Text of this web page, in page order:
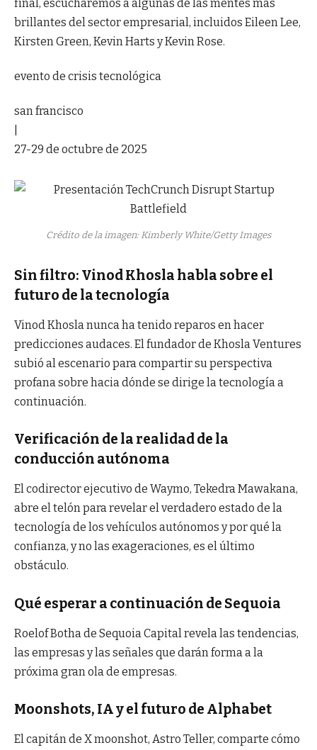
final, escucharemos a algunas de las mentes más
brillantes del sector empresarial, incluidos Eileen Lee,
Kirsten Green, Kevin Harts y Kevin Rose.
evento de crisis tecnológica
san francisco
27-29 de octubre de 2025
Crédito de la imagen: Kimberly White/Getty Images
Sin filtro: Vinod Khosla habla sobre el
futuro de la tecnología
Vinod Khosla nunca ha tenido reparos en hacer
predicciones audaces. El fundador de Khosla Ventures
subió al escenario para compartir su perspectiva
profana sobre hacia dónde se dirige la tecnología a
continuación.
Verificación de la realidad de la
conducción autónoma
El codirector ejecutivo de Waymo, Tekedra Mawakana,
abre el telón para revelar el verdadero estado de la
tecnología de los vehículos autónomos y por qué la
confianza, y no las exageraciones, es el último
obstáculo.
Qué esperar a continuación de Sequoia
Roelof Botha de Sequoia Capital revela las tendencias,
las empresas y las señales que darán forma a la
próxima gran ola de empresas.
Moonshots, IA y el futuro de Alphabet
El capitán de X moonshot, Astro Teller, comparte cómo